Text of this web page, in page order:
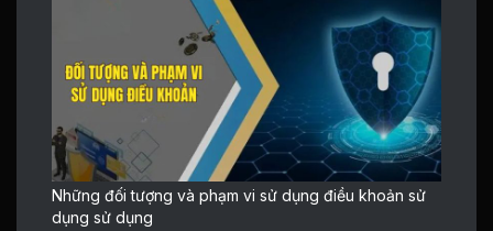
Những đối tượng và phạm vi sử dụng điều khoản sử
dụng sử dụng